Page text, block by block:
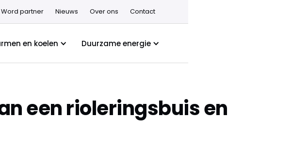
Word partner Nieuws Over ons Contact
en koelen Duurzame energie
een rioleringsbuis en